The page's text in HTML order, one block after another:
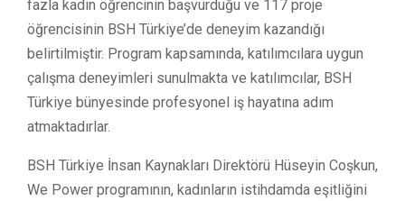
fazla kadın öğrencinin başvurduğu ve 117 proje
öğrencisinin BSH Türkiye’de deneyim kazandığı
belirtilmiştir. Program kapsamında, katılımcılara uygun
çalışma deneyimleri sunulmakta ve katılımcılar, BSH
Türkiye bünyesinde profesyonel iş hayatına adım
atmaktadırlar.
BSH Türkiye İnsan Kaynakları Direktörü Hüseyin Coşkun,
We Power programının, kadınların istihdamda eşitliğini